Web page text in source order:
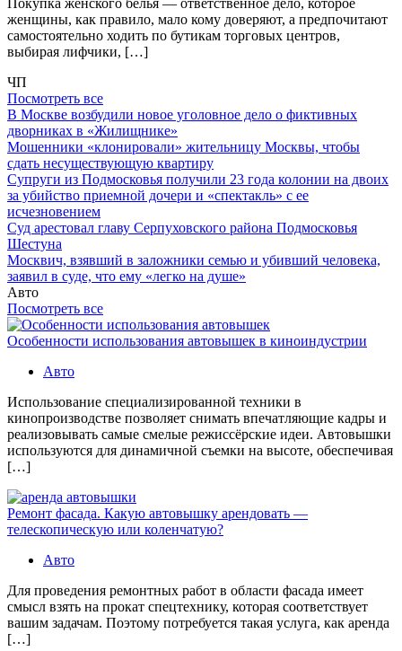
Покупка женского белья — ответственное дело, которое
женщины, как правило, мало кому доверяют, а предпочитают
самостоятельно ходить по бутикам торговых центров,
выбирая лифчики, […]
ЧП
Посмотреть все
В Москве возбудили новое уголовное дело о фиктивных
дворниках в «Жилищнике»
Мошенники «клонировали» жительницу Москвы, чтобы
сдать несуществующую квартиру
Супруги из Подмосковья получили 23 года колонии на двоих
за убийство приемной дочери и «спектакль» с ее
исчезновением
Суд арестовал главу Серпуховского района Подмосковья
Шестуна
Москвич, взявший в заложники семью и убивший человека,
заявил в суде, что ему «легко на душе»
Авто
Посмотреть все
Особенности использования автовышек в киноиндустрии
Авто
Использование специализированной техники в
кинопроизводстве позволяет снимать впечатляющие кадры и
реализовывать самые смелые режиссёрские идеи. Автовышки
используются для динамичной съемки на высоте, обеспечивая
[…]
Ремонт фасада. Какую автовышку арендовать —
телескопическую или коленчатую?
Авто
Для проведения ремонтных работ в области фасада имеет
смысл взять на прокат спецтехнику, которая соответствует
вашим задачам. Поэтому потребуется такая услуга, как аренда
[…]